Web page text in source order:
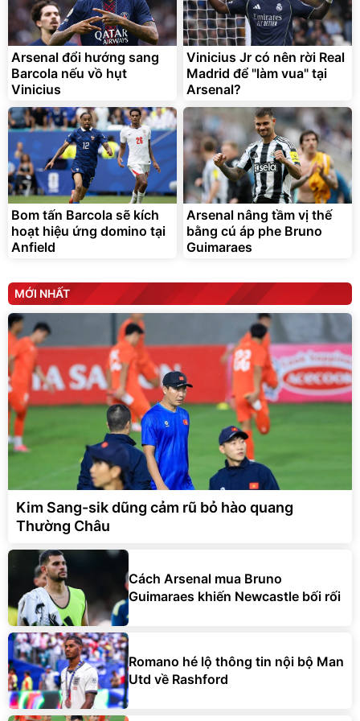
Lót ghế ôtô, nâng lưng
chống nóng giúp thoải mái
trong di chuyển
295.000 đ
Đã bán nhiều
Arsenal đổi hướng sang
Barcola nếu vồ hụt
Vinicius
Vinicius Jr có nên rời Real
Madrid để "làm vua" tại
Arsenal?
Bom tấn Barcola sẽ kích
hoạt hiệu ứng domino tại
Anfield
Arsenal nâng tầm vị thế
bằng cú áp phe Bruno
Guimaraes
MỚI NHẤT
Kim Sang-sik dũng cảm rũ bỏ hào quang
Thường Châu
Cách Arsenal mua Bruno
Guimaraes khiến Newcastle bối rối
Romano hé lộ thông tin nội bộ Man
Utd về Rashford